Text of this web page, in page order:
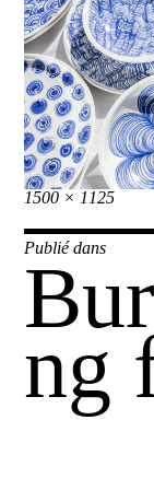
Taille
réelle
1500 × 1125
de
Publié dans
ng